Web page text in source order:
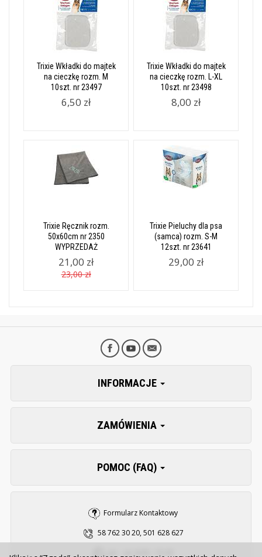
Trixie Wkładki do majtek
na cieczkę rozm. M
10szt. nr 23497
6,50 zł
Trixie Wkładki do majtek
na cieczkę rozm. L-XL
10szt. nr 23498
8,00 zł
Trixie Ręcznik rozm.
50x60cm nr 2350
WYPRZEDAŻ
21,00 zł
23,00 zł
Trixie Pieluchy dla psa
(samca) rozm. S-M
12szt. nr 23641
29,00 zł
INFORMACJE
ZAMÓWIENIA
POMOC (FAQ)
Formularz Kontaktowy
58 762 30 20, 501 628 627